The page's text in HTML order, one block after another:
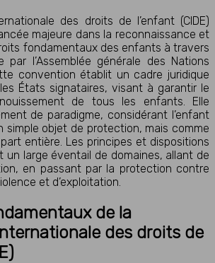
des droits de l’enfant (CIDE)
majeure dans la reconnaissance et
fondamentaux des enfants à travers
par l’Assemblée générale des Nations
convention établit un cadre juridique
États signataires, visant à garantir le
de tous les enfants. Elle
de paradigme, considérant l’enfant
simple objet de protection, mais comme
entière. Les principes et dispositions
un large éventail de domaines, allant de
en passant par la protection contre
et d’exploitation.
de la
des droits de